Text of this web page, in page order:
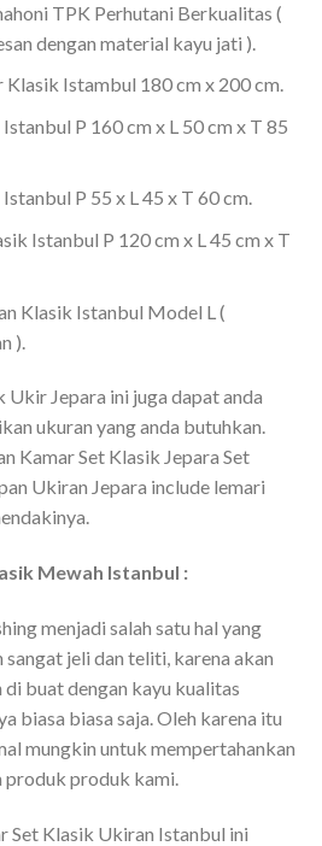
TPK Perhutani Berkualitas (
dengan material kayu jati ).
Istambul 180 cm x 200 cm.
P 160 cm x L 50 cm x T 85
P 55 x L 45 x T 60 cm.
Istanbul P 120 cm x L 45 cm x T
Klasik Istanbul Model L (
).
Ukir Jepara ini juga dapat anda
ukuran yang anda butuhkan.
Kamar Set Klasik Jepara Set
Ukiran Jepara include lemari
Mewah Istanbul :
menjadi salah satu hal yang
jeli dan teliti, karena akan
di buat dengan kayu kualitas
biasa biasa saja. Oleh karena itu
mungkin untuk mempertahankan
produk produk kami.
Set Klasik Ukiran Istanbul ini